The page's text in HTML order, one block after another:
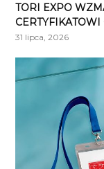
TORI EXPO
31 lipca, 2026